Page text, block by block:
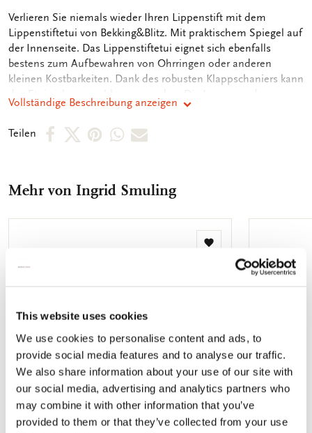
This website uses cookies
We use cookies to personalise content and ads, to
provide social media features and to analyse our traffic.
We also share information about your use of our site with
our social media, advertising and analytics partners who
may combine it with other information that you’ve
provided to them or that they’ve collected from your use
OMSCHRIJVING
Verlieren Sie niemals wieder Ihren Lippenstift mit dem
Lippenstiftetui von Bekking&Blitz. Mit praktischem Spiegel auf
der Innenseite. Das Lippenstiftetui eignet sich ebenfalls
bestens zum Aufbewahren von Ohrringen oder anderen
kleinen Kostbarkeiten. Dank des robusten Klappschaniers kann
das Etui sicher verschlossen werden. Die Innen-, und
Aussenseite des Lippenstiftetuis ist mit weicher Mikrofaser
ausgekleidet. Die Aussenseite ist bunt, die Innenseite
einfarbig schwarz bedruckt.
Vollständige Beschreibung anzeigen
Teilen
Per Per Per PerPer
teilen
Mehr von Ingrid Smuling
Zur
Wunschliste
hinzufügen